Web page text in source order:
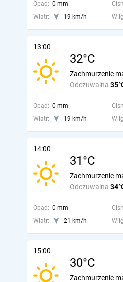
Opad: 0 mm
Wiatr:
19 km/h
13:00
32°C
Odczuwalna
Zachmurzenie
Opad: 0 mm
Wiatr:
19 km/h
14:00
31°C
Odczuwalna
Zachmurzenie
Opad: 0 mm
Wiatr:
21 km/h
15:00
30°C
Zachmurzenie